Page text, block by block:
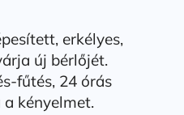
erkélyes,
új bérlőjét.
fűtés, 24 órás
kényelmet.